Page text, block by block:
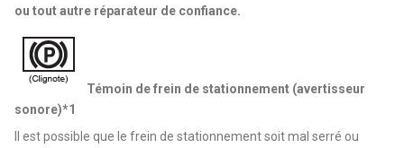
ou tout autre réparateur de confiance.
Témoin de frein de stationnement (avertisseur
sonore)*1
Il est possible que le frein de stationnement soit mal serré ou